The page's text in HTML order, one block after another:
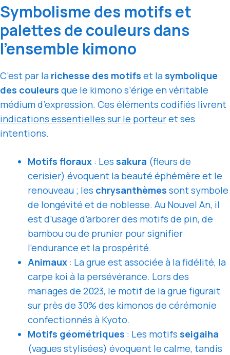
Symbolisme des motifs et
palettes de couleurs dans
l’ensemble kimono
C’est par la richesse des motifs et la symbolique
des couleurs que le kimono s’érige en véritable
médium d’expression. Ces éléments codifiés livrent
indications essentielles sur le porteuret ses
intentions.
Motifs floraux : Les sakura (fleurs de
cerisier) évoquent la beauté éphémère et le
renouveau ; les chrysanthèmes sont symbole
de longévité et de noblesse. Au Nouvel An, il
est d’usage d’arborer des motifs de pin, de
bambou ou de prunier pour signifier
l’endurance et la prospérité.
Animaux : La grue est associée à la fidélité, la
carpe koi à la persévérance. Lors des
mariages de 2023, le motif de la grue figurait
sur près de 30% des kimonos de cérémonie
confectionnés à Kyoto.
Motifs géométriques : Les motifs seigaiha
(vagues stylisées) évoquent le calme, tandis